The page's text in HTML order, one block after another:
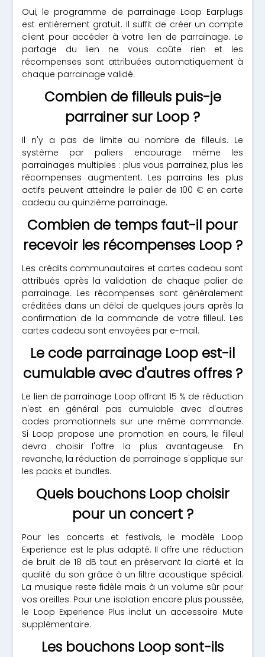
Oui, le programme de parrainage Loop Earplugs
est entièrement gratuit. Il suffit de créer un compte
client pour accéder à votre lien de parrainage. Le
partage du lien ne vous coûte rien et les
récompenses sont attribuées automatiquement à
chaque parrainage validé.
Combien de filleuls puis-je
parrainer sur Loop ?
Il n'y a pas de limite au nombre de filleuls. Le
système par paliers encourage même les
parrainages multiples : plus vous parrainez, plus les
récompenses augmentent. Les parrains les plus
actifs peuvent atteindre le palier de 100 € en carte
cadeau au quinzième parrainage.
Combien de temps faut-il pour
recevoir les récompenses Loop ?
Les crédits communautaires et cartes cadeau sont
attribués après la validation de chaque palier de
parrainage. Les récompenses sont généralement
créditées dans un délai de quelques jours après la
confirmation de la commande de votre filleul. Les
cartes cadeau sont envoyées par e-mail.
Le code parrainage Loop est-il
cumulable avec d'autres offres ?
Le lien de parrainage Loop offrant 15 % de réduction
n'est en général pas cumulable avec d'autres
codes promotionnels sur une même commande.
Si Loop propose une promotion en cours, le filleul
devra choisir l'offre la plus avantageuse. En
revanche, la réduction de parrainage s'applique sur
les packs et bundles.
Quels bouchons Loop choisir
pour un concert ?
Pour les concerts et festivals, le modèle Loop
Experience est le plus adapté. Il offre une réduction
de bruit de 18 dB tout en préservant la clarté et la
qualité du son grâce à un filtre acoustique spécial.
La musique reste fidèle mais à un volume sûr pour
vos oreilles. Pour une isolation encore plus poussée,
le Loop Experience Plus inclut un accessoire Mute
supplémentaire.
Les bouchons Loop sont-ils